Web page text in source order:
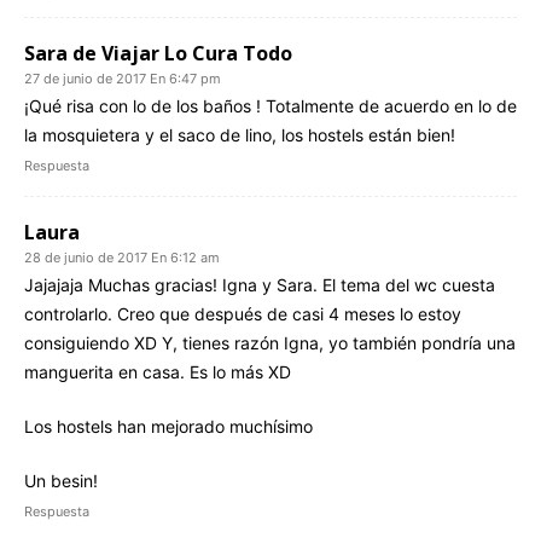
Sara de Viajar Lo Cura Todo
27 de junio de 2017 En 6:47 pm
¡Qué risa con lo de los baños ! Totalmente de acuerdo en lo de
la mosquietera y el saco de lino, los hostels están bien!
Respuesta
Laura
28 de junio de 2017 En 6:12 am
Jajajaja Muchas gracias! Igna y Sara. El tema del wc cuesta
controlarlo. Creo que después de casi 4 meses lo estoy
consiguiendo XD Y, tienes razón Igna, yo también pondría una
manguerita en casa. Es lo más XD
Los hostels han mejorado muchísimo
Un besin!
Respuesta